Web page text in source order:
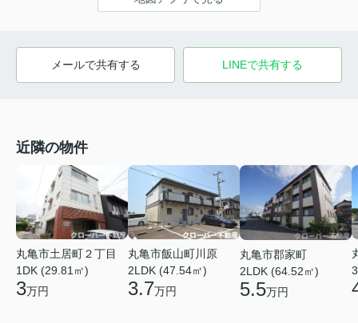
メールで共有する LINEで共有する
近隣の物件
丸亀市土居町２丁目
1DK (29.81㎡)
3万円
丸亀市飯山町川原
2LDK (47.54㎡)
3.7万円
丸亀市郡家町
2LDK (64.52㎡)
5.5万円